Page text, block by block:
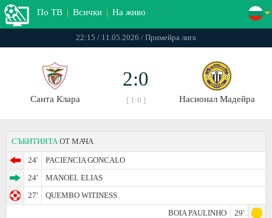
По ТВ | Всички | На живо
22:15 / 11.05.2026 / Примейра лига
Санта Клара
2:0
[ 1:0 ] Насионал Мадейра
СЪБИТИЯТА ОТ МАЧА
24'
PACIENCIA GONCALO
24'
MANOEL ELIAS
27'
QUEMBO WITINESS
BOIA PAULINHO
29'